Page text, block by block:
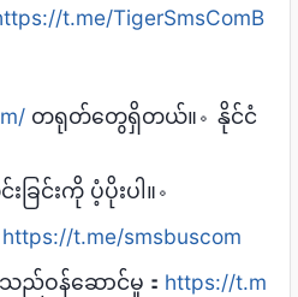
t.me/TigerSmsComB
တရုတ်တွေရှိတယ်။。နိုင်ငံ
ခြင်းကို ပံ့ပိုးပါ။。
https://t.me/smsbuscom
သည်ဝန်ဆောင်မှု： https://t.m